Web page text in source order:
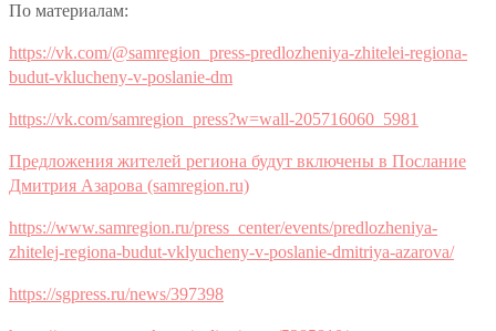
По материалам:
https://vk.com/@samregion_press-predlozheniya-zhitelei-regiona-
budut-vklucheny-v-poslanie-dm
https://vk.com/samregion_press?w=wall-205716060_5981
Предложения жителей региона будут включены в Послание
Дмитрия Азарова (samregion.ru)
https://www.samregion.ru/press_center/events/predlozheniya-
zhitelej-regiona-budut-vklyucheny-v-poslanie-dmitriya-azarova/
https://sgpress.ru/news/397398